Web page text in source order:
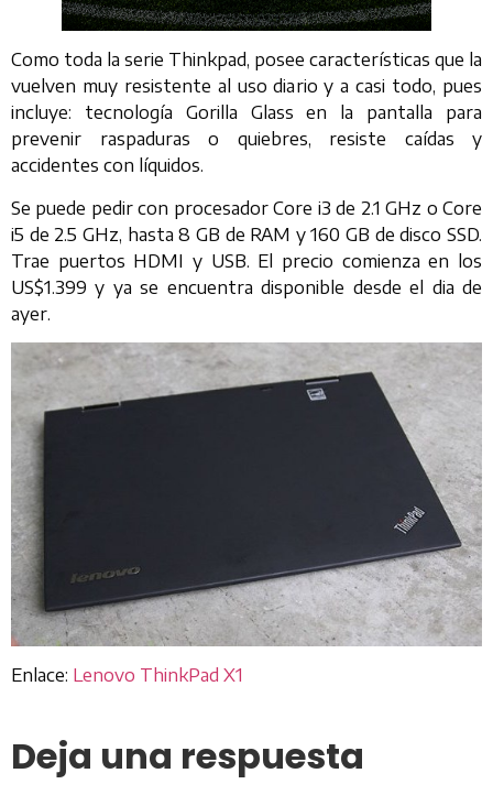
Como toda la serie Thinkpad, posee características que la
vuelven muy resistente al uso diario y a casi todo, pues
incluye: tecnología Gorilla Glass en la pantalla para
prevenir raspaduras o quiebres, resiste caídas y
accidentes con líquidos.
Se puede pedir con procesador Core i3 de 2.1 GHz o Core
i5 de 2.5 GHz, hasta 8 GB de RAM y 160 GB de disco SSD.
Trae puertos HDMI y USB. El precio comienza en los
US$1.399 y ya se encuentra disponible desde el dia de
ayer.
Enlace: Lenovo ThinkPad X1
Deja una respuesta